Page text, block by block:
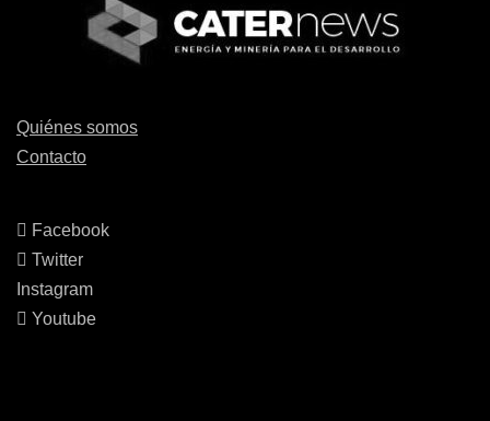
Quiénes somos
Contacto
Facebook
Twitter
Instagram
Youtube